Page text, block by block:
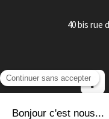
40 bis rue